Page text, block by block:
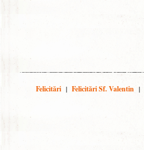
Felicitări | Felicitări Sf. Valentin |